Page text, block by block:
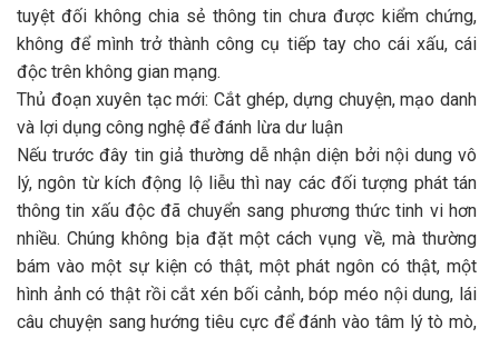
tuyệt đối không chia sẻ thông tin chưa được kiểm chứng,
không để mình trở thành công cụ tiếp tay cho cái xấu, cái
độc trên không gian mạng.
Thủ đoạn xuyên tạc mới: Cắt ghép, dựng chuyện, mạo danh
và lợi dụng công nghệ để đánh lừa dư luận
Nếu trước đây tin giả thường dễ nhận diện bởi nội dung vô
lý, ngôn từ kích động lộ liễu thì nay các đối tượng phát tán
thông tin xấu độc đã chuyển sang phương thức tinh vi hơn
nhiều. Chúng không bịa đặt một cách vụng về, mà thường
bám vào một sự kiện có thật, một phát ngôn có thật, một
hình ảnh có thật rồi cắt xén bối cảnh, bóp méo nội dung, lái
câu chuyện sang hướng tiêu cực để đánh vào tâm lý tò mò,